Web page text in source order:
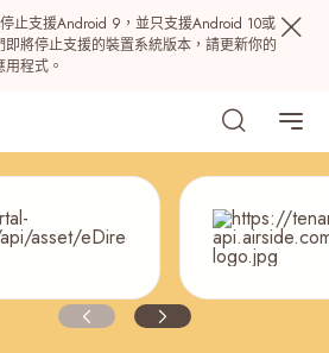
止支援Android 9，並只支援Android 10或
將停止支援的裝置系統版本，請更新你的
程式。